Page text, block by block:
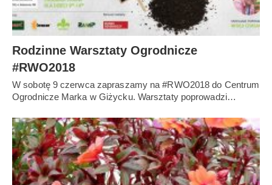
Rodzinne Warsztaty Ogrodnicze
#RWO2018
W sobotę 9 czerwca zapraszamy na #RWO2018 do Centrum
Ogrodnicze Marka w Giżycku. Warsztaty poprowadzi…